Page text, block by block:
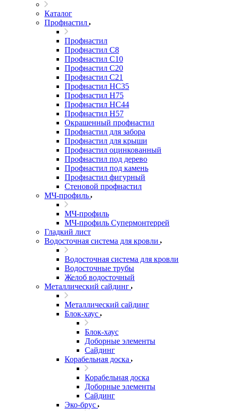
Каталог
Профнастил
Профнастил
Профнастил С8
Профнастил С10
Профнастил С20
Профнастил С21
Профнастил НС35
Профнастил Н75
Профнастил HC44
Профнастил Н57
Окрашенный профнастил
Профнастил для забора
Профнастил для крыши
Профнастил оцинкованный
Профнастил под дерево
Профнастил под камень
Профнастил фигурный
Стеновой профнастил
МЧ-профиль
МЧ-профиль
МЧ-профиль Супермонтеррей
Гладкий лист
Водосточная система для кровли
Водосточная система для кровли
Водосточные трубы
Желоб водосточный
Металлический сайдинг
Металлический сайдинг
Блок-хаус
Блок-хаус
Доборные элементы
Сайдинг
Корабельная доска
Корабельная доска
Доборные элементы
Сайдинг
Эко-брус